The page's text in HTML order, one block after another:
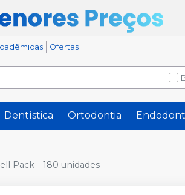
Ofertas
Dentística Ortodontia
Pack - 180 unidades